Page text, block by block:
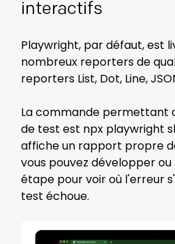
interactifs
Playwright, par défaut, est
nombreux reporters de
reporters List, Dot, Line,
La commande permettant
de test est npx playwright
affiche un rapport propre
vous pouvez développer
étape pour voir où l'erreur
test échoue.